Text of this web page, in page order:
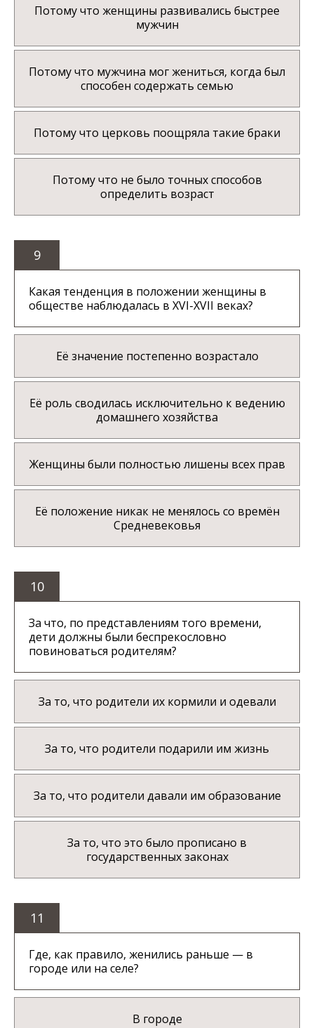
Потому что женщины развивались быстрее
мужчин
Потому что мужчина мог жениться, когда был
способен содержать семью
Потому что церковь поощряла такие браки
Потому что не было точных способов
определить возраст
9
Какая тенденция в положении женщины в
обществе наблюдалась в XVI-XVII веках?
Её значение постепенно возрастало
Её роль сводилась исключительно к ведению
домашнего хозяйства
Женщины были полностью лишены всех прав
Её положение никак не менялось со времён
Средневековья
10
За что, по представлениям того времени,
дети должны были беспрекословно
повиноваться родителям?
За то, что родители их кормили и одевали
За то, что родители подарили им жизнь
За то, что родители давали им образование
За то, что это было прописано в
государственных законах
11
Где, как правило, женились раньше — в
городе или на селе?
В городе